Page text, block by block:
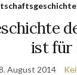
ist für
August 2014